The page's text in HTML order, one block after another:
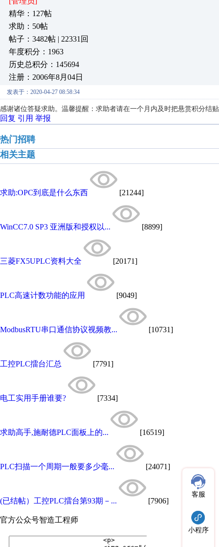
精华：127帖
求助：50帖
帖子：3482帖 | 22331回
年度积分：1963
历史总积分：145694
注册：2006年8月04日
发表于：2020-04-27 08:58:34
感谢诸位答疑求助。温馨提醒：求助者请在一个月内及时把悬赏积分结
回复 引用 举报
热门招聘
相关主题
求助:OPC到底是什么东西 [21244]
WinCC7.0 SP3 亚洲版和授权以... [8899]
三菱FX5UPLC资料大全 [20171]
PLC高速计数功能的应用 [9049]
ModbusRTU串口通信协议视频教... [10731]
工控PLC擂台汇总 [7791]
电工实用手册谁要? [7334]
求助高手,施耐德PLC面板上的... [16519]
PLC扫描一个周期一般要多少毫... [24071]
(已结帖）工控PLC擂台第93期－... [7906]
官方公众号智造工程师
客服
小程序